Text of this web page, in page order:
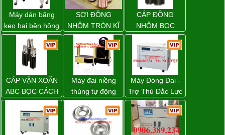
Máy dán băng
keo hai bên hông
thùng carton
WP-5050SA giá
rẻ Miền Nam
SỢI ĐỒNG
NHÔM TRÒN KĨ
THUẬT ĐIỆN
CÁP ĐỒNG
NHÔM BỌC
CÁP VẶN XOẮN
ABC BỌC CÁCH
ĐIỆN XLPE
Máy đai niềng
thùng tự động
DBA-80A Đài
Loan giá rẻ
Máy Đóng Đai -
Trợ Thủ Đắc Lực
Cho Mọi Doanh
Nghiệp Trong
Khâu Đóng Gói